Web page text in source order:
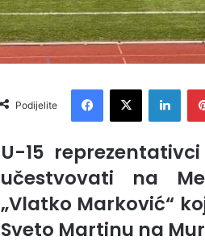
Podijelite
U-15
učestvovati na
„Vlatko Marković“
Sveto Martinu na